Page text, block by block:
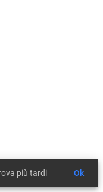
più tardi Ok